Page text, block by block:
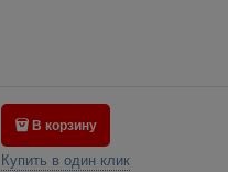
В корзину
Купить в один клик